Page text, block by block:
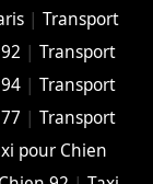
|Transport
| Transport
| Transport
| Transport
pour Chien